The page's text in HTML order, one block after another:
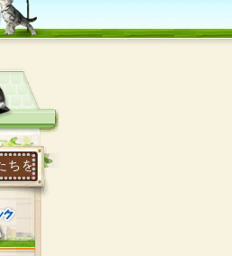
画像で紹介します。